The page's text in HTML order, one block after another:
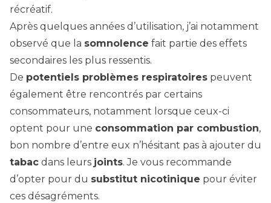
récréatif.
Après quelques années d’utilisation, j’ai notamment
observé que la somnolence fait partie des effets
secondaires les plus ressentis.
De potentiels problèmes respiratoires peuvent
également être rencontrés par certains
consommateurs, notamment lorsque ceux-ci
optent pour une consommation par combustion,
bon nombre d’entre eux n’hésitant pas à ajouter du
tabac dans leurs joints. Je vous recommande
d’opter pour du substitut nicotinique pour éviter
ces désagréments.